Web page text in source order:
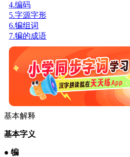
4.编码
5.字源字形
6.犏组词
7.犏的成语
基本解释
基本字义
● 犏